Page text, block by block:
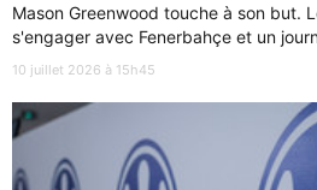
Mason Greenwood touche à son but.
s'engager avec Fenerbahçe et un
10 juillet 2026 à 15h45